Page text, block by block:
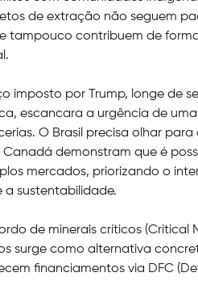
de extração não seguem
tampouco contribuem de
imposto por Trump, longe de
escancara a urgência de
O Brasil precisa olhar para
Canadá demonstram que é
mercados, priorizando o
sustentabilidade.
de minerais críticos (Critical
surge como alternativa
financiamentos via DFC